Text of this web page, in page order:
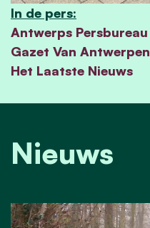
In de pers:
Antwerps Persbureau
Gazet Van Antwerpen
Het Laatste Nieuws
Nieuws